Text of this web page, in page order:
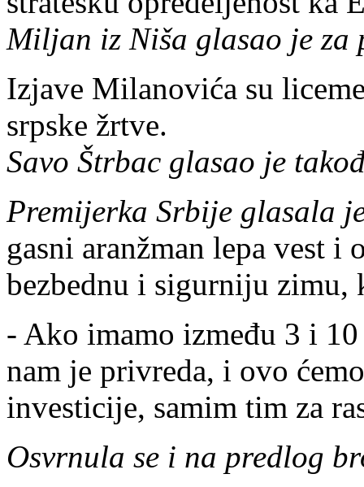
Miljan iz Niša glasao je za
Izjave Milanovića su
srpske žrtve.
Savo Štrbac glasao je
Premijerka Srbije glasala
gasni aranžman lepa vest i
bezbednu i sigurniju zimu,
- Ako imamo između 3 i
nam je privreda, i ovo
investicije, samim tim za
Osvrnula se i na predlog